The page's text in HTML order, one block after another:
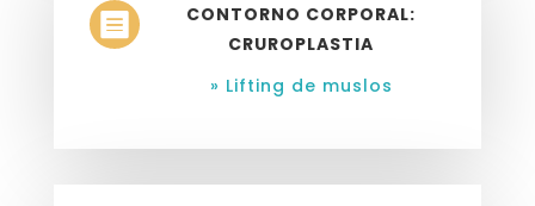

CONTORNO CORPORAL:
CRUROPLASTIA
» Lifting de muslos